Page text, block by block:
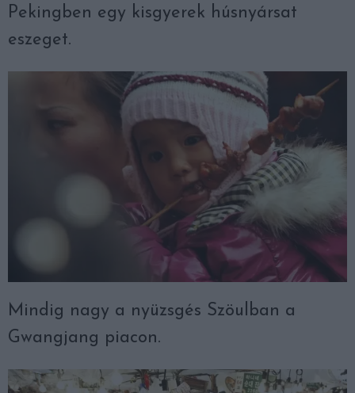
Pekingben egy kisgyerek húsnyársat
eszeget.
Mindig nagy a nyüzsgés Szöulban a
Gwangjang piacon.